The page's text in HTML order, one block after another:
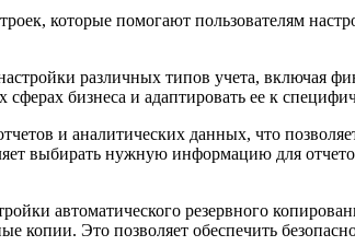
которые помогают пользователям
различных типов учета, включая
сферах бизнеса и адаптировать ее к
и аналитических данных, что
выбирать нужную информацию для
автоматического резервного
копии. Это позволяет обеспечить